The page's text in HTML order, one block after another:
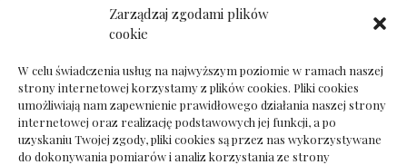
Zarządzaj zgodami plików
cookie
W celu świadczenia usług na najwyższym poziomie w ramach naszej
strony internetowej korzystamy z plików cookies. Pliki cookies
umożliwiają nam zapewnienie prawidłowego działania naszej strony
internetowej oraz realizację podstawowych jej funkcji, a po
uzyskaniu Twojej zgody, pliki cookies są przez nas wykorzystywane
do dokonywania pomiarów i analiz korzystania ze strony
Dokumenty do odbioru przy zmianie biura
Deska podłogowa do salonu: jak wybrać bez
pośpiechu